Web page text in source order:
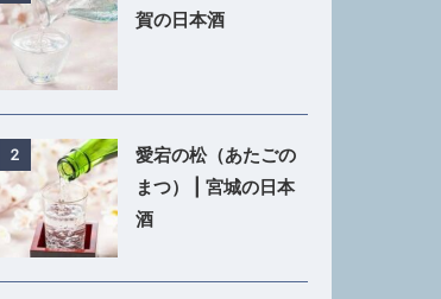
賀の日本酒
2
愛宕の松（あたごの
まつ） | 宮城の日本
酒